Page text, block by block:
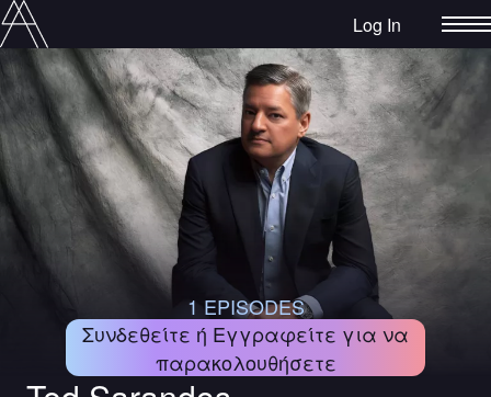
Log In
1 EPISODES
Συνδεθείτε ή Εγγραφείτε για να
παρακολουθήσετε